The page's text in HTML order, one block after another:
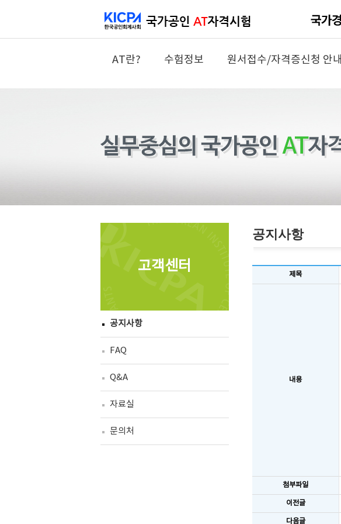
AT란? 수험정보 원서접수/자격증신청 안내
고객센터
공지사항
FAQ
Q&A
자료실
문의처
공지사항
제목
내용
첨부파일
이전글
다음글